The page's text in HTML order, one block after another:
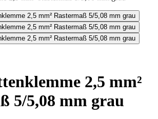
2,5 mm²
5/5,08 mm grau